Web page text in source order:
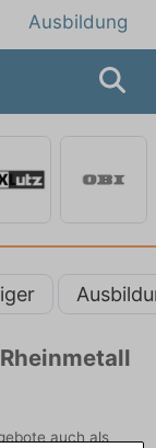
Ausbildung
auch als